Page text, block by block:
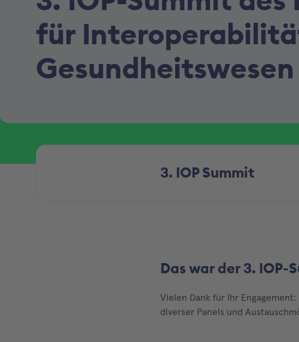
für
Gesundheitswesen
3. IOP Summit
Das war der 3. IOP-
Vielen Dank für Ihr
diverser Panels und